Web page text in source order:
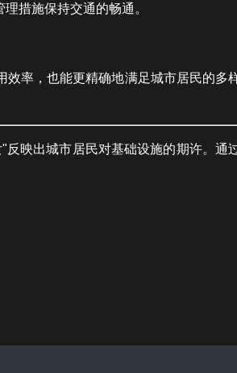
措施保持交通的畅通。
效率，也能更精确地满足城市居民的多
映出城市居民对基础设施的期许。通